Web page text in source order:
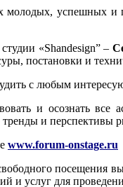
успешных и
«Shandesign” –
постановки и
с любым
и осознать
и перспективы
www.forum-onstage.ru
посещения
и услуг для